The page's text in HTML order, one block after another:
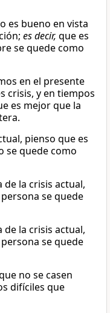
es bueno en vista
es decir, que es
se quede como
en el presente
crisis, y en tiempos
es mejor que la
pienso que es
se quede como
de la crisis actual,
se quede
de la crisis actual,
se quede
no se casen
difíciles que